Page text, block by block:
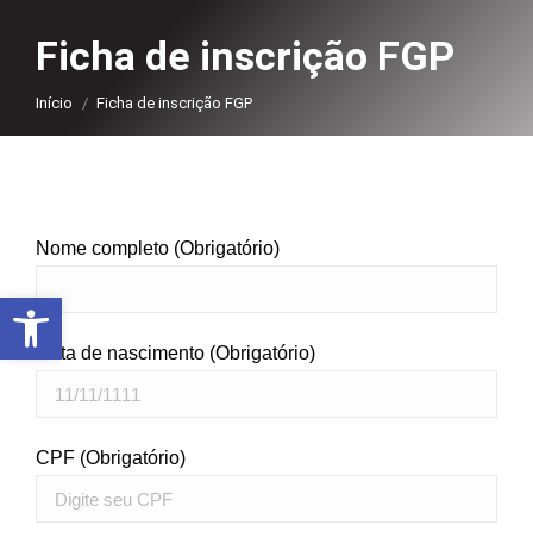
Ficha de inscrição FGP
Você está aqui:
Início Ficha de inscrição FGP
Nome completo (Obrigatório)
Data de nascimento (Obrigatório)
CPF (Obrigatório)
Abrir a barra de ferramentas